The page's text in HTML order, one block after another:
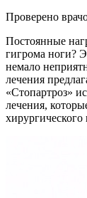
Проверено
Постоянные
гигрома ноги?
немало
лечения
«Стопартроз»
лечения,
хирургического